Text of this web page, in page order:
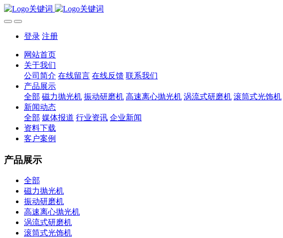
登录 注册
网站首页
关于我们
公司简介 在线留言 在线反馈 联系我们
产品展示
全部 磁力抛光机 振动研磨机 高速离心抛光机 涡流式研磨机 滚筒式光饰机
新闻动态
全部 媒体报道 行业资讯 企业新闻
资料下载
客户案例
产品展示
全部
磁力抛光机
振动研磨机
高速离心抛光机
涡流式研磨机
滚筒式光饰机